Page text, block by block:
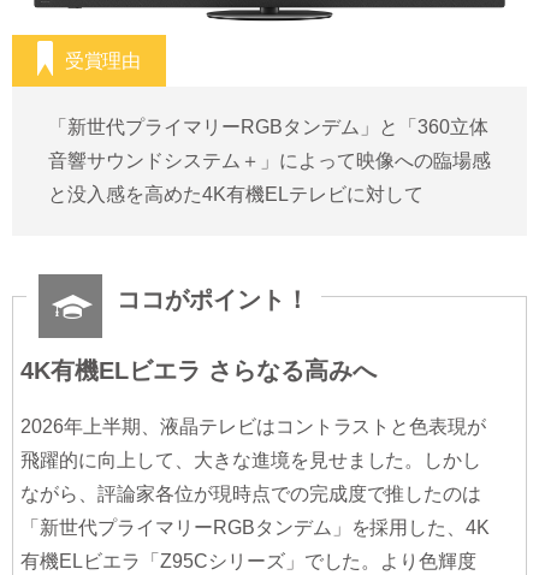
受賞理由
「新世代プライマリーRGBタンデム」と「360立体
音響サウンドシステム＋」によって映像への臨場感
と没入感を高めた4K有機ELテレビに対して
ココがポイント！
4K有機ELビエラ さらなる高みへ
2026年上半期、液晶テレビはコントラストと色表現が
飛躍的に向上して、大きな進境を見せました。しかし
ながら、評論家各位が現時点での完成度で推したのは
「新世代プライマリーRGBタンデム」を採用した、4K
有機ELビエラ「Z95Cシリーズ」でした。より色輝度